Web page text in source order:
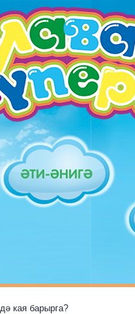
кая барырга?